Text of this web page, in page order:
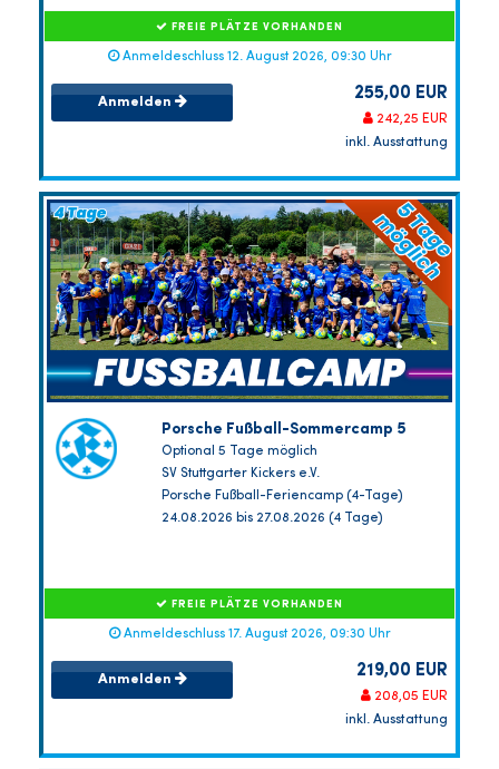
FREIE PLÄTZE VORHANDEN
Anmeldeschluss 12. August 2026, 09:30 Uhr
Anmelden 255,00 EUR
242,25 EUR
inkl. Ausstattung
Porsche Fußball-Sommercamp 5
Optional 5 Tage möglich
SV Stuttgarter Kickers e.V.
Porsche Fußball-Feriencamp (4-Tage)
24.08.2026 bis 27.08.2026 (4 Tage)
FREIE PLÄTZE VORHANDEN
Anmeldeschluss 17. August 2026, 09:30 Uhr
Anmelden 219,00 EUR
208,05 EUR
inkl. Ausstattung